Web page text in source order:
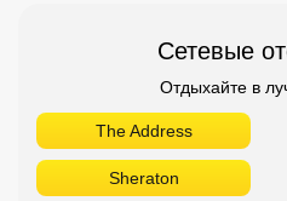
Сетевые
Отдыхайте в
The Address
Sheraton